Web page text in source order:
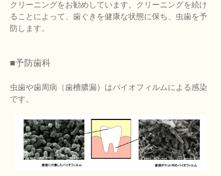
クリーニングをお勧めしています。クリーニングを続け
ることによって、歯ぐきを健康な状態に保ち、虫歯を予
防します。
■予防歯科
虫歯や歯周病（歯槽膿漏）はバイオフィルムによる感染
です。